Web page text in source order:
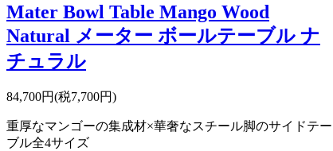
Mater Bowl Table Mango Wood
Natural メーター ボールテーブル ナ
チュラル
84,700円(税7,700円)
重厚なマンゴーの集成材×華奢なスチール脚のサイドテー
ブル全4サイズ